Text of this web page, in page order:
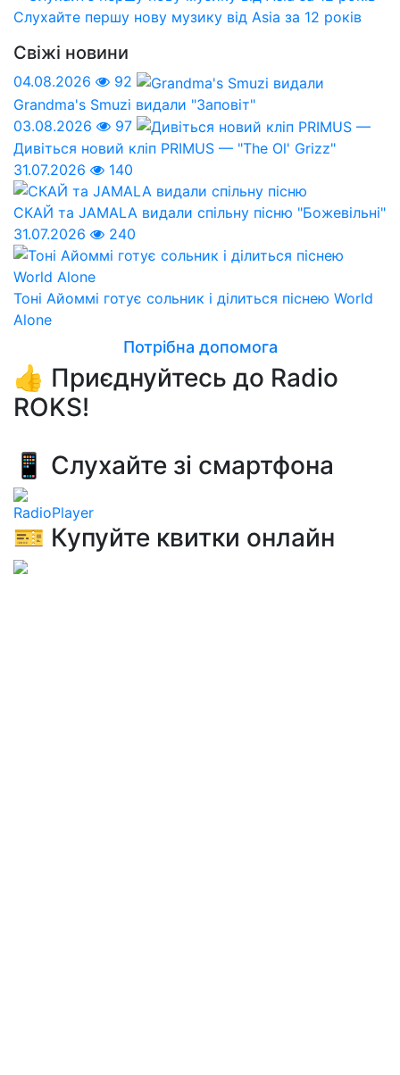
Слухайте першу нову музику від Asia за 12 років
Свіжі новини
04.08.2026
92
Grandma's Smuzi видали "Заповіт"
03.08.2026
97
Дивіться новий кліп PRIMUS — "The Ol' Grizz"
31.07.2026
140
СКАЙ та JAMALA видали спільну пісню "Божевільні"
31.07.2026
240
Тоні Айоммі готує сольник і ділиться піснею World
Alone
Потрібна допомога
👍 Приєднуйтесь до Radio
ROKS!
📱 Слухайте зі смартфона
RadioPlayer
🎫 Купуйте квитки онлайн